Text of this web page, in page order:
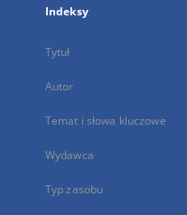
Indeksy
Tytuł
Autor
Temat i słowa kluczowe
Wydawca
Typ zasobu